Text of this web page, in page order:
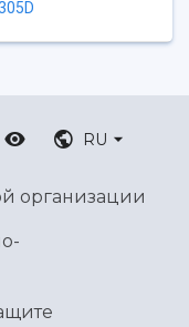
RU
организации